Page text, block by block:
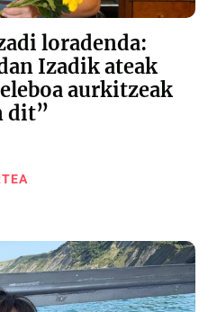
loradenda:
Izadik ateak
aurkitzeak
dit”